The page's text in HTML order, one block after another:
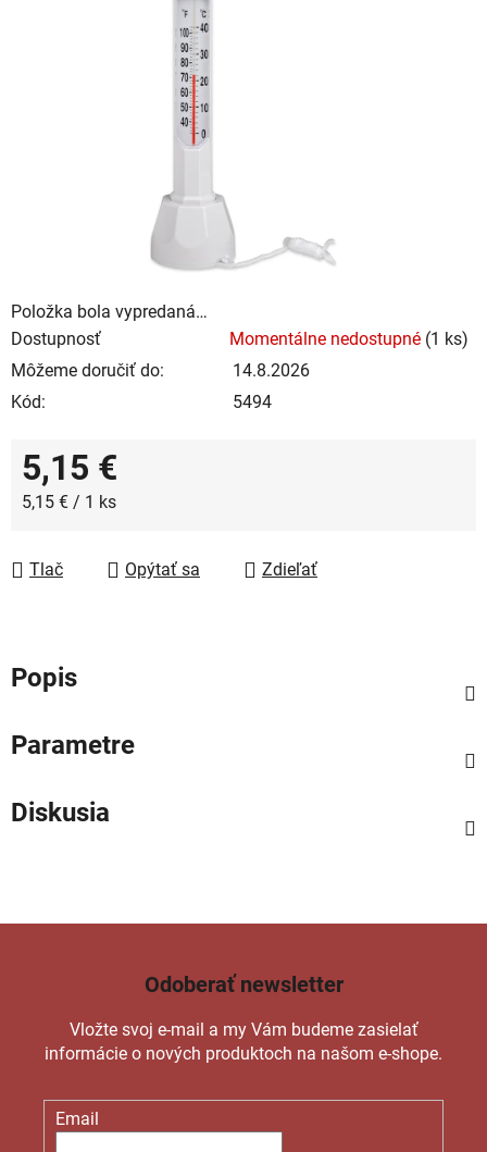
Položka bola vypredaná…
Dostupnosť
Momentálne nedostupné (1 ks)
Môžeme doručiť do:
14.8.2026
Kód:
5494
5,15 €
Jednotková cena:
5,15 € / 1 ks
Tlač Opýtať sa Zdieľať
Popis
Parametre
Diskusia
Odoberať newsletter
Vložte svoj e-mail a my Vám budeme zasielať
informácie o nových produktoch na našom e-shope.
Email